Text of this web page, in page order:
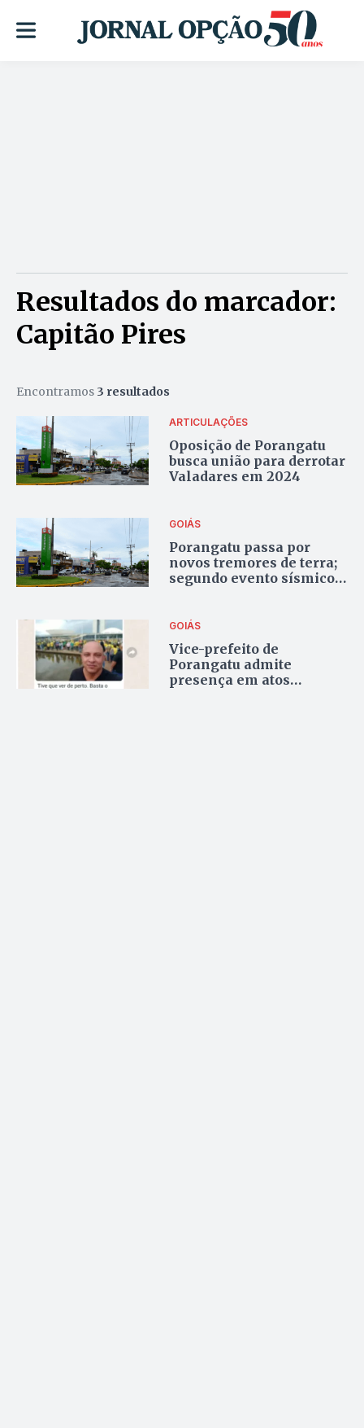
Resultados do marcador:
Capitão Pires
Encontramos 3 resultados
ARTICULAÇÕES
Oposição de Porangatu
busca união para derrotar
Valadares em 2024
GOIÁS
Porangatu passa por
novos tremores de terra;
segundo evento sísmico
GOIÁS
Vice-prefeito de
Porangatu admite
presença em atos